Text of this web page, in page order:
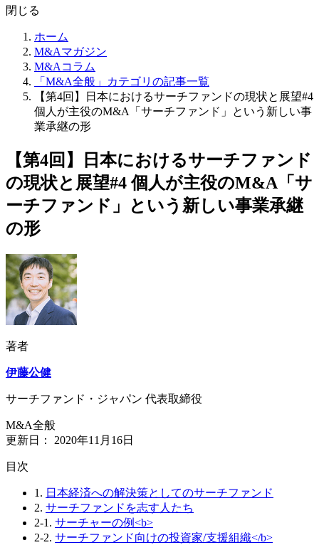
閉じる
ホーム
M&Aマガジン
M&Aコラム
「M&A全般」カテゴリの記事一覧
【第4回】日本におけるサーチファンドの現状と展望#4
個人が主役のM&A「サーチファンド」という新しい事
業承継の形
【第4回】日本におけるサーチファンド
の現状と展望#4 個人が主役のM&A「サ
ーチファンド」という新しい事業承継
の形
著者
伊藤公健
サーチファンド・ジャパン 代表取締役
M&A全般
更新日： 2020年11月16日
⽬次
1. 日本経済への解決策としてのサーチファンド
2. サーチファンドを志す人たち
2-1. サーチャーの例<b>
2-2. サーチファンド向けの投資家/支援組織</b>